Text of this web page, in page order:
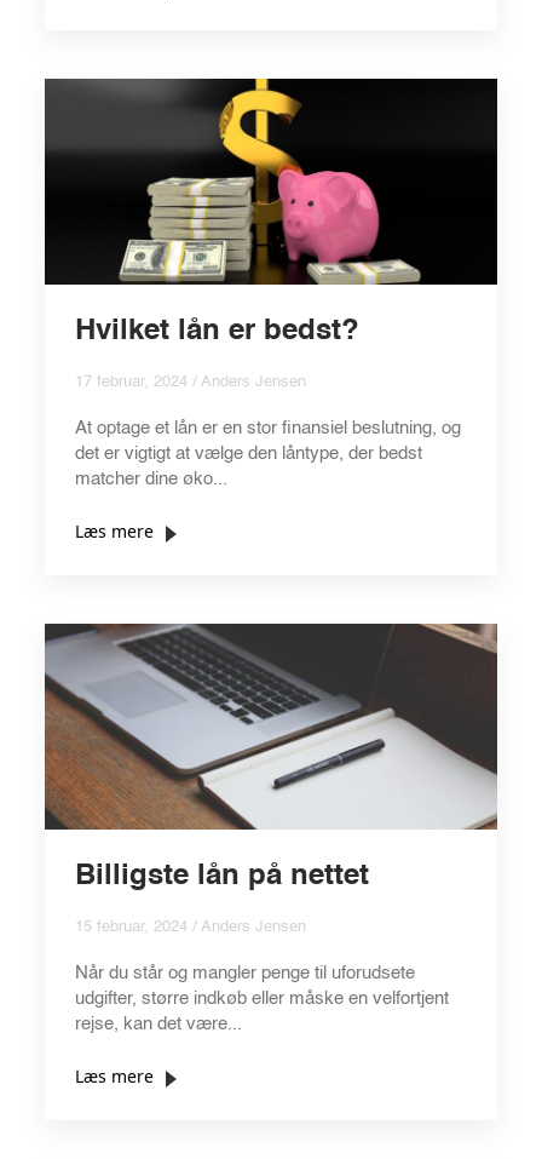
Hvilket lån er bedst?
17 februar, 2024 / Anders Jensen
At optage et lån er en stor finansiel beslutning, og
det er vigtigt at vælge den låntype, der bedst
matcher dine øko...
Læs mere
Billigste lån på nettet
15 februar, 2024 / Anders Jensen
Når du står og mangler penge til uforudsete
udgifter, større indkøb eller måske en velfortjent
rejse, kan det være...
Læs mere